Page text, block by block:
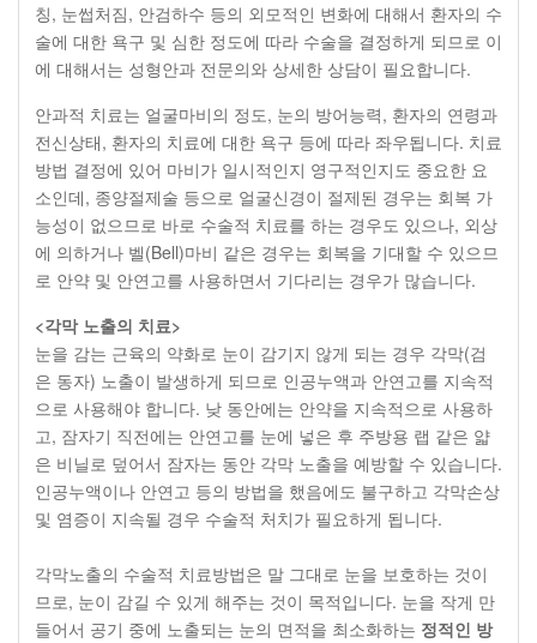
칭, 눈썹처짐, 안검하수 등의 외모적인 변화에 대해서 환자의 수
술에 대한 욕구 및 심한 정도에 따라 수술을 결정하게 되므로 이
에 대해서는 성형안과 전문의와 상세한 상담이 필요합니다.
안과적 치료는 얼굴마비의 정도, 눈의 방어능력, 환자의 연령과
전신상태, 환자의 치료에 대한 욕구 등에 따라 좌우됩니다. 치료
방법 결정에 있어 마비가 일시적인지 영구적인지도 중요한 요
소인데, 종양절제술 등으로 얼굴신경이 절제된 경우는 회복 가
능성이 없으므로 바로 수술적 치료를 하는 경우도 있으나, 외상
에 의하거나 벨(Bell)마비 같은 경우는 회복을 기대할 수 있으므
로 안약 및 안연고를 사용하면서 기다리는 경우가 많습니다.
<각막 노출의 치료>
눈을 감는 근육의 약화로 눈이 감기지 않게 되는 경우 각막(검
은 동자) 노출이 발생하게 되므로 인공누액과 안연고를 지속적
으로 사용해야 합니다. 낮 동안에는 안약을 지속적으로 사용하
고, 잠자기 직전에는 안연고를 눈에 넣은 후 주방용 랩 같은 얇
은 비닐로 덮어서 잠자는 동안 각막 노출을 예방할 수 있습니다.
인공누액이나 안연고 등의 방법을 했음에도 불구하고 각막손상
및 염증이 지속될 경우 수술적 처치가 필요하게 됩니다.
각막노출의 수술적 치료방법은 말 그대로 눈을 보호하는 것이
므로, 눈이 감길 수 있게 해주는 것이 목적입니다. 눈을 작게 만
들어서 공기 중에 노출되는 눈의 면적을 최소화하는 정적인 방